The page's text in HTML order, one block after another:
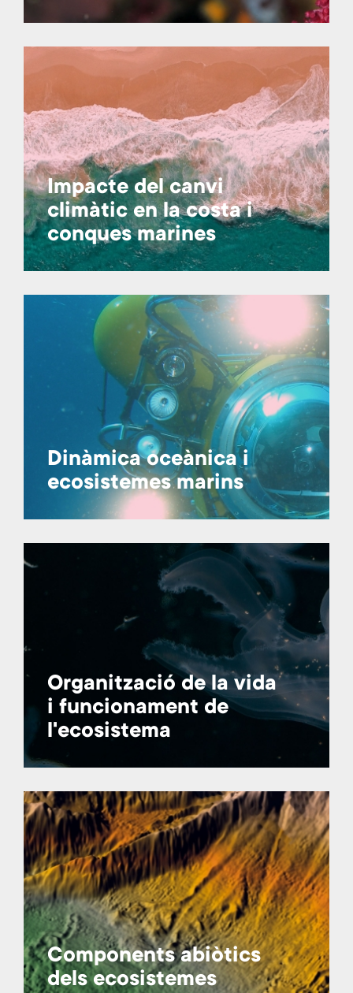
Impacte del canvi
climàtic en la costa i
conques marines
Dinàmica oceànica i
ecosistemes marins
Organització de la vida
i funcionament de
l'ecosistema
Components abiòtics
dels ecosistemes